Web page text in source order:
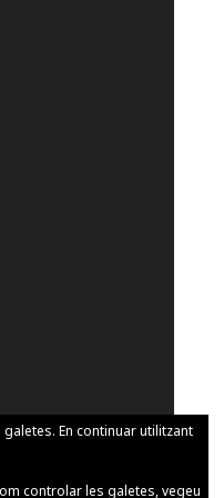
En continuar utilitzant
controlar les galetes, vegeu